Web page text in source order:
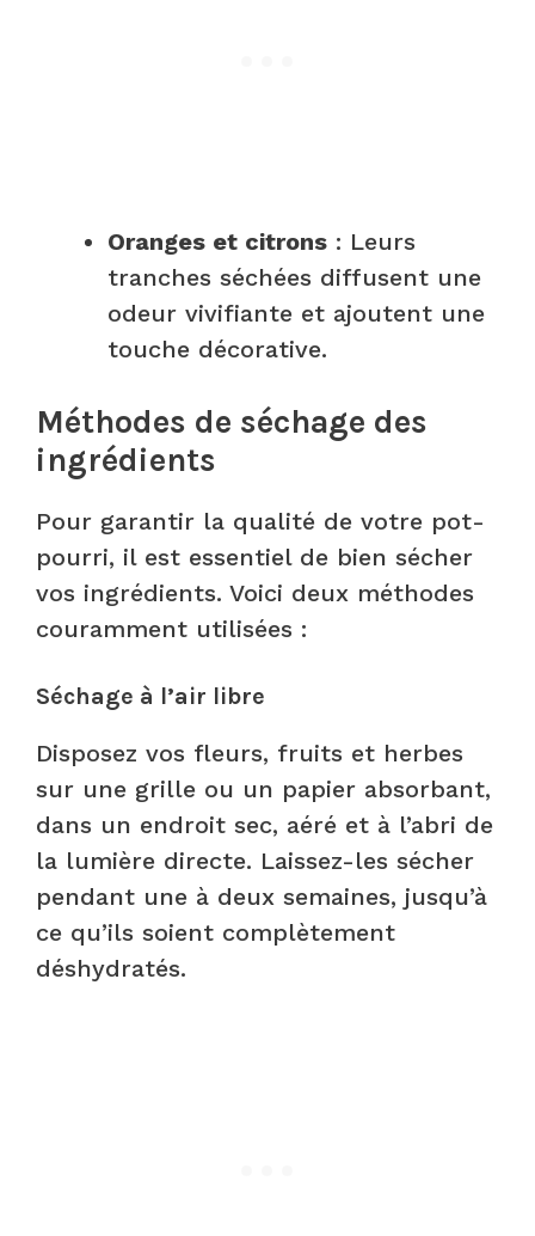
Oranges et citrons : Leurs
tranches séchées diffusent une
odeur vivifiante et ajoutent une
touche décorative.
Méthodes de séchage des
ingrédients
Pour garantir la qualité de votre pot-
pourri, il est essentiel de bien sécher
vos ingrédients. Voici deux méthodes
couramment utilisées :
Séchage à l’air libre
Disposez vos fleurs, fruits et herbes
sur une grille ou un papier absorbant,
dans un endroit sec, aéré et à l’abri de
la lumière directe. Laissez-les sécher
pendant une à deux semaines, jusqu’à
ce qu’ils soient complètement
déshydratés.